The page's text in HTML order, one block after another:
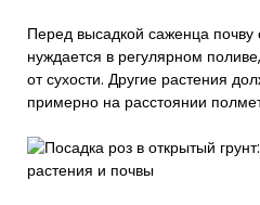
Перед высадкой саженца
нуждается в регулярном
от сухости. Другие растения
примерно на расстоянии